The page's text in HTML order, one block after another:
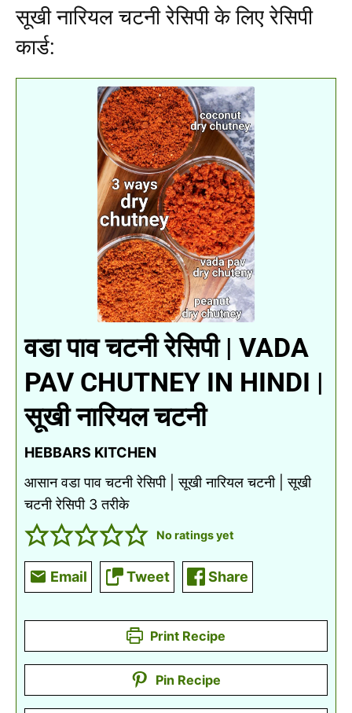
सूखी नारियल चटनी रेसिपी के लिए रेसिपी
कार्ड:
वडा पाव चटनी रेसिपी | VADA
PAV CHUTNEY IN HINDI |
सूखी नारियल चटनी
HEBBARS KITCHEN
आसान वडा पाव चटनी रेसिपी | सूखी नारियल चटनी | सूखी
चटनी रेसिपी 3 तरीके
No ratings yet
Email Tweet Share
Print Recipe
Pin Recipe